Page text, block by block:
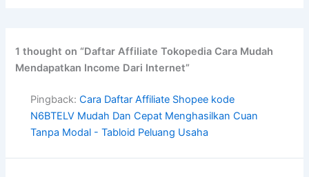
1 thought on “Daftar Affiliate Tokopedia Cara Mudah
Mendapatkan Income Dari Internet”
Pingback:Cara Daftar Affiliate Shopee kode
N6BTELV Mudah Dan Cepat Menghasilkan Cuan
Tanpa Modal - Tabloid Peluang Usaha